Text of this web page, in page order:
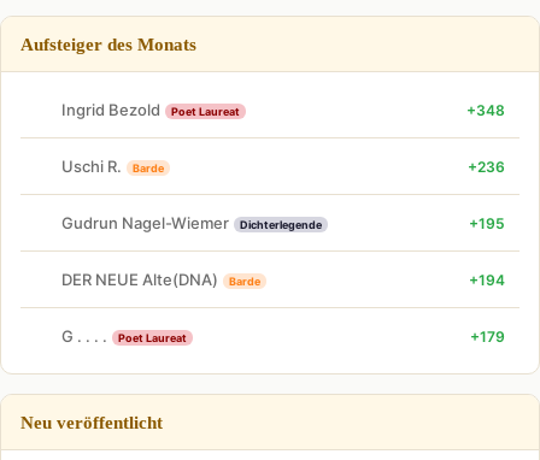
Aufsteiger des Monats
Ingrid Bezold Poet Laureat +348
Uschi R. Barde +236
Gudrun Nagel-Wiemer Dichterlegende +195
DER NEUE Alte(DNA) Barde +194
G . . . . Poet Laureat +179
Neu veröffentlicht